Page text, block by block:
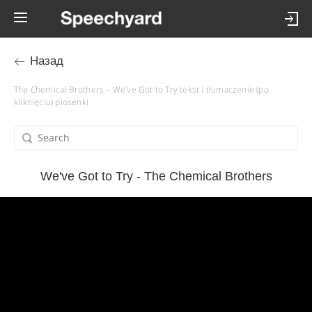
Назад
The Chemical Brothers – We've Got to Try tekst i tłumaczenie (po
kliknięciu) piosenki
We've Got to Try - The Chemical Brothers